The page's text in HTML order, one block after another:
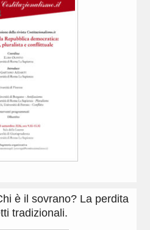
è il sovrano? La perdita
tradizionali.